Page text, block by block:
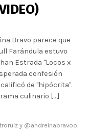
Bravo parece que
Farándula estuvo
Estrada "Locos x
confesión
de "hipócrita".
culinario […]
y @andreinabravoo.